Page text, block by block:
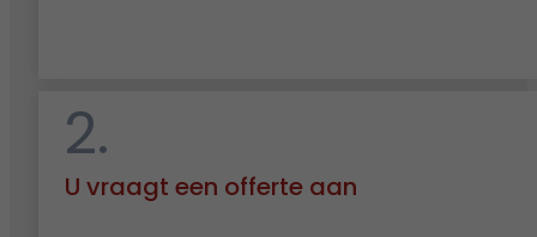
2.
U vraagt een offerte aan